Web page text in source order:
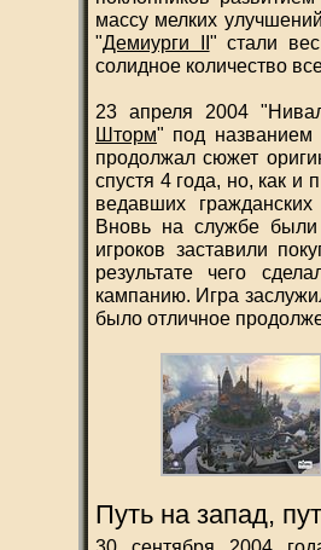
массу мелких
"Демиурги II" стали
солидное количество
23 апреля 2004
Шторм" под названием
продолжал сюжет
спустя 4 года, но, как и
ведавших
Вновь на службе
игроков заставили
результате чего
кампанию. Игра
было отличное
Путь на запад,